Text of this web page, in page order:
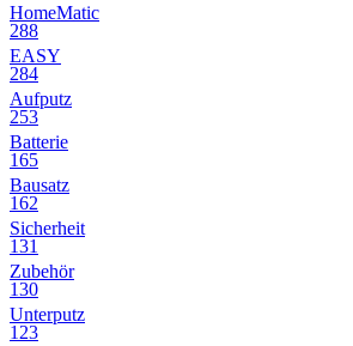
HomeMatic
288
EASY
284
Aufputz
253
Batterie
165
Bausatz
162
Sicherheit
131
Zubehör
130
Unterputz
123